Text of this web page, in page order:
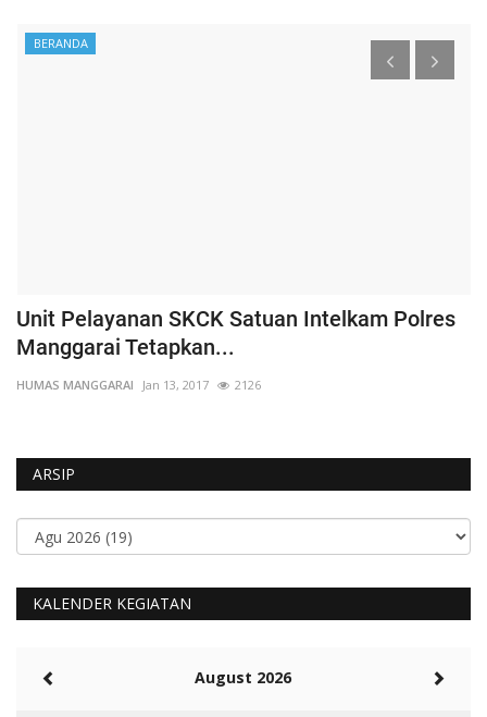
BERANDA
Unit Pelayanan SKCK Satuan Intelkam Polres
Manggarai Tetapkan...
HUMAS MANGGARAI Jan 13, 2017 2126
ARSIP
KALENDER KEGIATAN
August 2026